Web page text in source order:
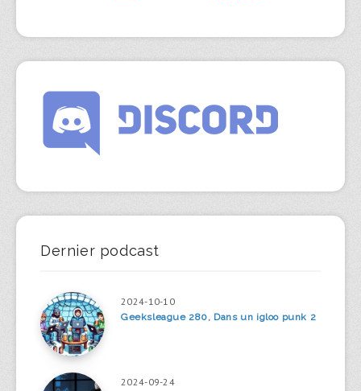
Dernier podcast
2024-10-10
Geeksleague 280, Dans un igloo punk 2
2024-09-24